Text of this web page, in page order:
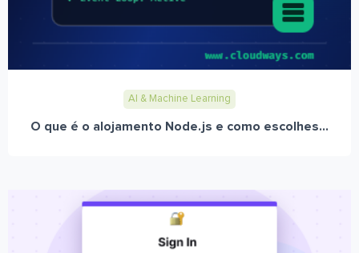
AI & Machine Learning
O que é o alojamento Node.js e como escolhes...